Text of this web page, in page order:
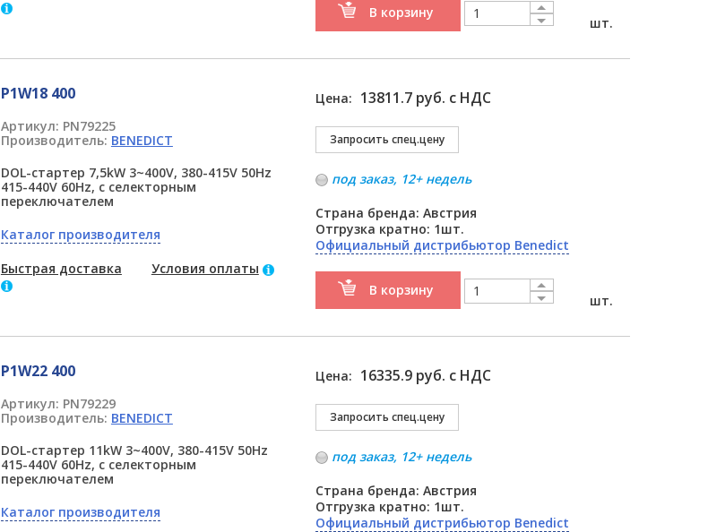
В корзину
шт.
P1W18 400
Артикул: PN79225
Производитель: BENEDICT
DOL-стартер 7,5kW 3~400V, 380-415V 50Hz
415-440V 60Hz, с селекторным
переключателем
Каталог производителя
Быстрая доставка
Условия оплаты
Цена: 13811.7 руб. с НДС
под заказ, 12+ недель
Страна бренда: Австрия
Отгрузка кратно: 1шт.
Официальный дистрибьютор Benedict
В корзину
шт.
P1W22 400
Артикул: PN79229
Производитель: BENEDICT
DOL-стартер 11kW 3~400V, 380-415V 50Hz
415-440V 60Hz, с селекторным
переключателем
Каталог производителя
Цена: 16335.9 руб. с НДС
под заказ, 12+ недель
Страна бренда: Австрия
Отгрузка кратно: 1шт.
Официальный дистрибьютор Benedict